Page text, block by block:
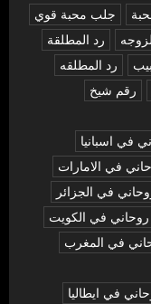
جلب محبة قوي
رد المطلقة
رد المطلقه
رقم شيخ
في اسبانيا
في الامارات
في الجزائر
في الكويت
في المغرب
في ايطاليا